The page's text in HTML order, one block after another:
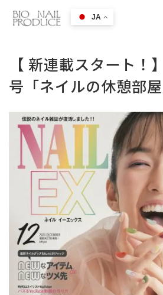
【 新連載スタート！
号「ネイルの休憩部屋